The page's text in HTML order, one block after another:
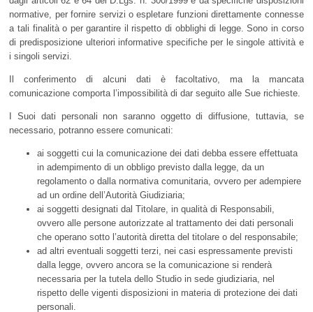
normative, per fornire servizi o espletare funzioni direttamente connesse
a tali finalità o per garantire il rispetto di obblighi di legge. Sono in corso
di predisposizione ulteriori informative specifiche per le singole attività e
i singoli servizi.
Il conferimento di alcuni dati è facoltativo, ma la mancata
comunicazione comporta l’impossibilità di dar seguito alle Sue richieste.
I Suoi dati personali non saranno oggetto di diffusione, tuttavia, se
necessario, potranno essere comunicati:
ai soggetti cui la comunicazione dei dati debba essere effettuata
in adempimento di un obbligo previsto dalla legge, da un
regolamento o dalla normativa comunitaria, ovvero per adempiere
ad un ordine dell’Autorità Giudiziaria;
ai soggetti designati dal Titolare, in qualità di Responsabili,
ovvero alle persone autorizzate al trattamento dei dati personali
che operano sotto l’autorità diretta del titolare o del responsabile;
ad altri eventuali soggetti terzi, nei casi espressamente previsti
dalla legge, ovvero ancora se la comunicazione si renderà
necessaria per la tutela dello Studio in sede giudiziaria, nel
rispetto delle vigenti disposizioni in materia di protezione dei dati
personali.